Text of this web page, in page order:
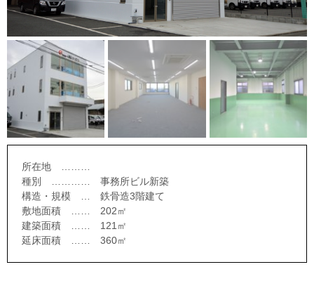
所在地 ………
種別 ………… 事務所ビル新築
構造・規模 … 鉄骨造3階建て
敷地面積 …… 202㎡
建築面積 …… 121㎡
延床面積 …… 360㎡